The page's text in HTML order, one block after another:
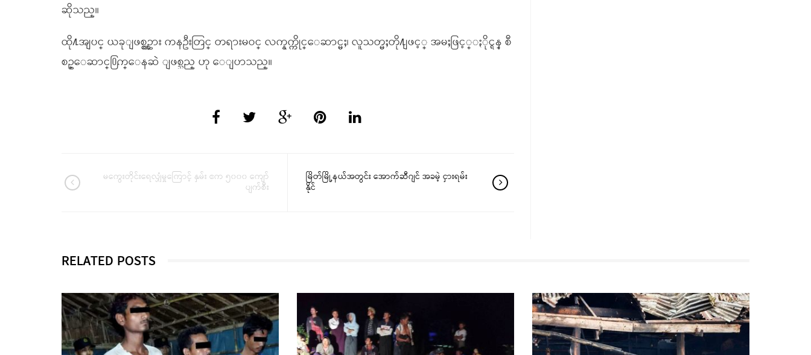
ဆိုသည္။
ထို႔အျပင္ ယခုျဖစ္စဥ္အား ကနဦးတြင္ တရားမဝင္ လက္နက္ကိုင္ေဆာင္မႈ၊ လူသတ္မႈတို႔ျဖင့္ အမႈဖြင့္ႏိုင္ရန္ စီ
စဥ္ေဆာင္႐ြက္ေနဆဲ ျဖစ္သည္ ဟု ေျပာသည္။
မကွေးတိုင်းရေလျှံမှုကြောင့် နှမ်း ဧက ၅၀၀၀ ကျော်
ပျက်စီး
မြိတ်မြို့နယ်အတွင်း အောက်ဆီဂျင် အခမဲ့ ငှားရမ်း
နိုင်
RELATED POSTS